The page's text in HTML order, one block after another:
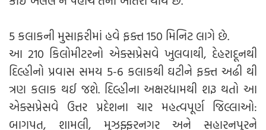
5 કલાકની મુસાફરીમાં હવે ફક્ત 150 મિનિટ લાગે છે.
આ 210 કિલોમીટરનો એક્સપ્રેસવે ખુલવાથી, દેહરાદૂનથી
દિલ્હીનો પ્રવાસ સમય 5-6 કલાકથી ઘટીને ફક્ત અઢી થી
ત્રણ કલાક થઈ જશે. દિલ્હીના અક્ષરધામથી શરૂ થતો આ
એક્સપ્રેસવે ઉત્તર પ્રદેશના ચાર મહત્વપૂર્ણ જિલ્લાઓ:
બાગપત, શામલી, મુઝફ્ફરનગર અને સહારનપુરને